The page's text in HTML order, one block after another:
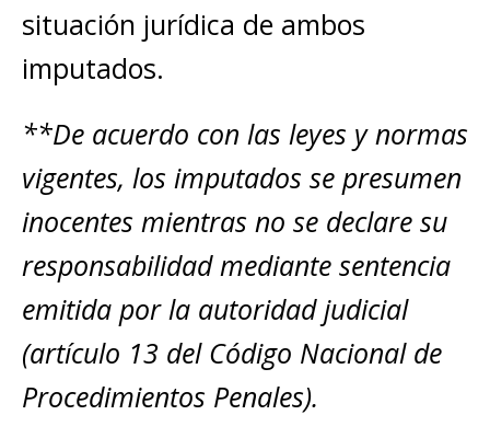
situación jurídica de ambos
imputados.
**De acuerdo con las leyes y normas
vigentes, los imputados se presumen
inocentes mientras no se declare su
responsabilidad mediante sentencia
emitida por la autoridad judicial
(artículo 13 del Código Nacional de
Procedimientos Penales).